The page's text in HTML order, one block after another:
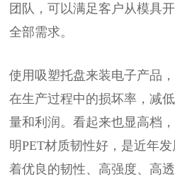
团队，可以满足客户从模具
全部需求。
使用吸塑托盘来装电子产品
在生产过程中的损坏率，减
量和利润。看起来也显高档
明PET材质韧性好，是近年
着优良的韧性、高强度、高